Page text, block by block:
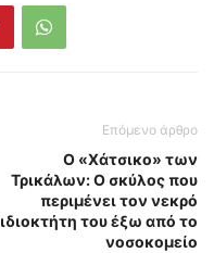
Επόμενο άρθρο
Ο «Χάτσικο» των
Τρικάλων: Ο σκύλος που
περιμένει τον νεκρό
ιδιοκτήτη του έξω από το
νοσοκομείο